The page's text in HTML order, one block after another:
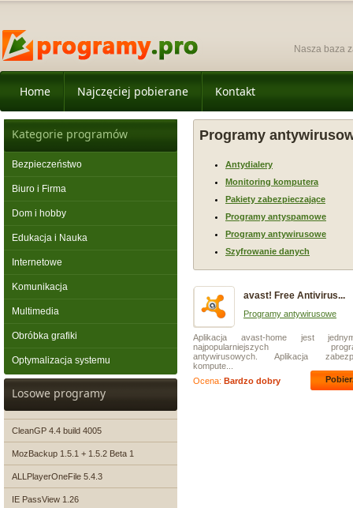
Nasza baza
Home Najczęciej pobierane Kontakt
Kategorie programów
Bezpieczeństwo
Biuro i Firma
Dom i hobby
Edukacja i Nauka
Internetowe
Komunikacja
Multimedia
Obróbka grafiki
Optymalizacja systemu
Losowe programy
CleanGP 4.4 build 4005
MozBackup 1.5.1 + 1.5.2 Beta 1
ALLPlayerOneFile 5.4.3
IE PassView 1.26
Programy
Antydialery
Monitoring komputera
Pakiety zabezpieczające
Programy antyspamowe
Programy antywirusowe
Szyfrowanie danych
avast! Free Antivirus...
Programy antywirusowe
Aplikacja avast-home jest
najpopularniejszych
antywirusowych. Aplikacja
kompute...
Ocena: Bardzo dobry